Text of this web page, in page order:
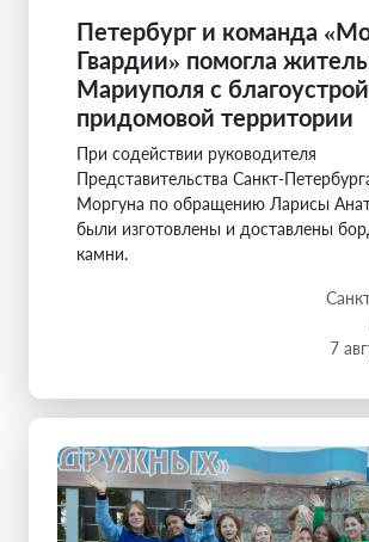
Петербург и команда
Гвардии» помогла
Мариуполя с
придомовой территории
При содействии руководителя
Представительства Санкт-
Моргуна по обращению Ларисы
были изготовлены и доставлены
камни.
7